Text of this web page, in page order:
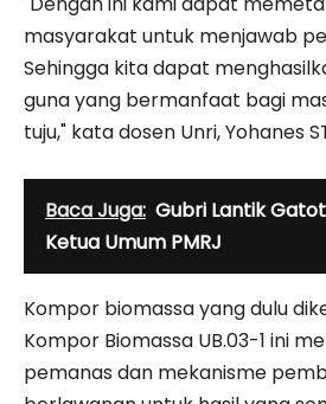
masyarakat untuk menjawab
Sehingga kita dapat
guna yang bermanfaat bagi
tuju," kata dosen Unri, Yohanes
Baca Juga: Gubri Lantik
Ketua Umum PMRJ
Kompor biomassa yang dulu
Kompor Biomassa UB.03-1 ini
pemanas dan mekanisme